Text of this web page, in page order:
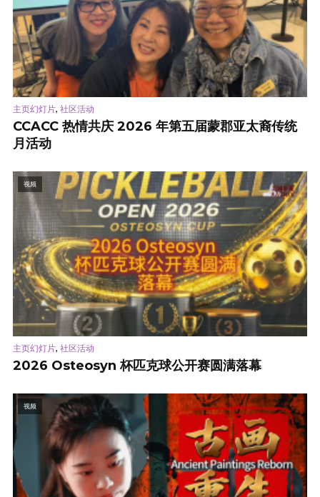
主页幻灯片, 社区活动
CCACC 热情共庆 2026 年第五届蒙郡亚太裔传统
月活动
视频
主页幻灯片, 社区活动
2026 Osteosyn 杯匹克球公开赛圆满落幕
视频